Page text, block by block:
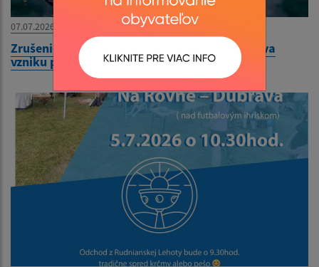
07.07.2026
Zrušenie vyhlásenia zvýšeného nebezpečenstva
vzniku požiaru